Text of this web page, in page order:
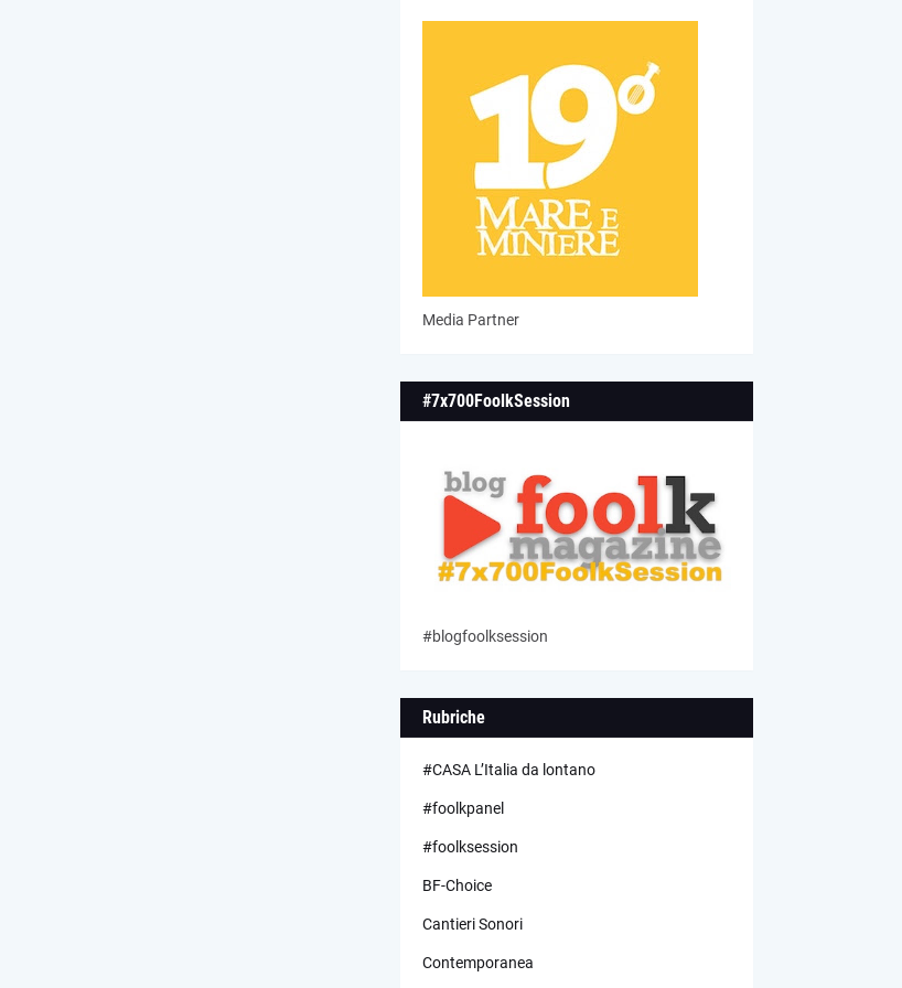
Media Partner
#7x700FoolkSession
#blogfoolksession
Rubriche
#CASA L’Italia da lontano
#foolkpanel
#foolksession
BF-Choice
Cantieri Sonori
Contemporanea